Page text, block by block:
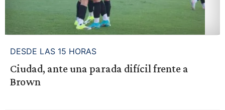
DESDE LAS 15 HORAS
Ciudad, ante una parada difícil frente a
Brown